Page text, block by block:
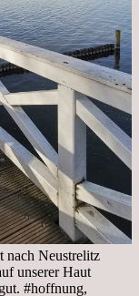
nach Neustrelitz
unserer Haut
#hoffnung,